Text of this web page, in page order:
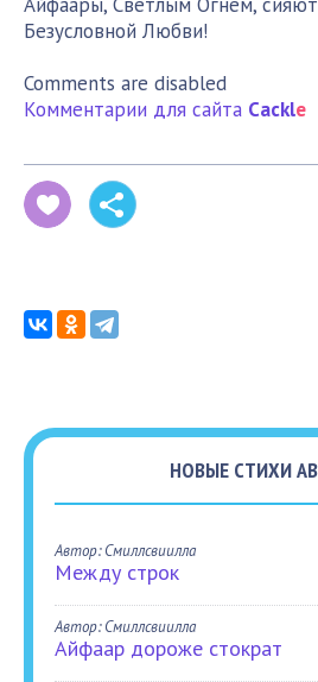
Безусловной Любви!
Comments are disabled
Комментарии для сайта Cackle
НОВЫЕ СТИХИ
Автор: Смиллсвиилла
Между строк
Автор: Смиллсвиилла
Айфаар дороже стократ